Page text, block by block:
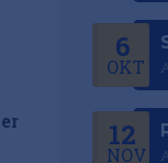
6
OKT
12
NOV